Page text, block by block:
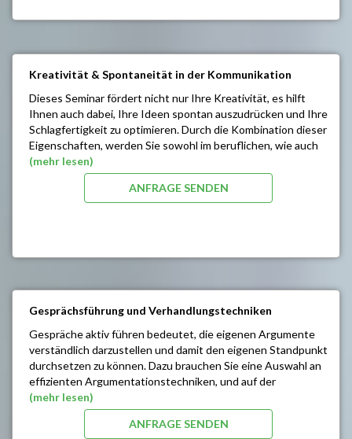
Einstellung Ihr Leben verändert
Gedankenmanagement: Sie sind, was sie denken
persönlichen Stressoren
Bewältigungsstrategien
Optimierung der Konzentrationsfähigkeit
Steigerung der Gedächtnisleistung
Kreativität & Spontaneität in der Kommunikation
Dieses Seminar fördert nicht nur Ihre Kreativität, es hilft
Ihnen auch dabei, Ihre Ideen spontan auszudrücken und Ihre
Schlagfertigkeit zu optimieren. Durch die Kombination dieser
Eigenschaften, werden Sie sowohl im beruflichen, wie auch
im privaten Bereich sicherer auftreten und Ihren
persönlichen Handlungsspielraum bedeutend erweitern.
Mut zur spontanen Aktion und Reaktion
Impulse zur Veränderung persönlicher Muster
Selbstbewusstes, sicheres Auftreten und Steigerung
des Durchsetzungsvermögens
Einsatz weiterführender Strategien in der
Kommunikation und sozialer Kompetenz
(mehr lesen)
ANFRAGE SENDEN
Gesprächsführung und Verhandlungstechniken
Gespräche aktiv führen bedeutet, die eigenen Argumente
verständlich darzustellen und damit den eigenen Standpunkt
durchsetzen zu können. Dazu brauchen Sie eine Auswahl an
effizienten Argumentationstechniken, und auf der
Beziehungsebene vor allem einen guten Blick für die
„Dynamik“ des Gesprächs.
(mehr lesen)
ANFRAGE SENDEN